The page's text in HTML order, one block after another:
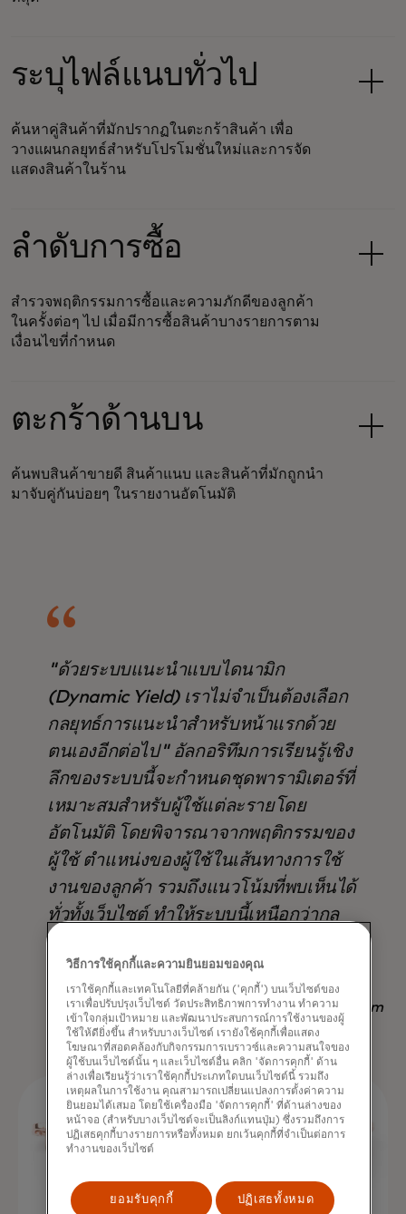
ระบุไฟล์แนบทั่วไป
ค้นหาคู่สินค้าที่มักปรากฏในตะกร้าสินค้า เพื่อ
วางแผนกลยุทธ์สำหรับโปรโมชั่นใหม่และการจัด
แสดงสินค้าในร้าน
ลำดับการซื้อ
สำรวจพฤติกรรมการซื้อและความภักดีของลูกค้า
ในครั้งต่อๆ ไป เมื่อมีการซื้อสินค้าบางรายการตาม
เงื่อนไขที่กำหนด
ตะกร้าด้านบน
ค้นพบสินค้าขายดี สินค้าแนบ และสินค้าที่มักถูกนำ
มาจับคู่กันบ่อยๆ ในรายงานอัตโนมัติ
"ด้วยระบบแนะนำแบบไดนามิก
(Dynamic Yield) เราไม่จำเป็นต้องเลือก
กลยุทธ์การแนะนำสำหรับหน้าแรกด้วย
ตนเองอีกต่อไป" อัลกอริทึมการเรียนรู้เชิง
ลึกของระบบนี้จะกำหนดชุดพารามิเตอร์ที่
เหมาะสมสำหรับผู้ใช้แต่ละรายโดย
อัตโนมัติ โดยพิจารณาจากพฤติกรรมของ
ผู้ใช้ ตำแหน่งของผู้ใช้ในเส้นทางการใช้
งานของลูกค้า รวมถึงแนวโน้มที่พบเห็นได้
ทั่วทั้งเว็บไซต์ ทำให้ระบบนี้เหนือกว่ากล
ผลลัพธ์ แต่ยังช่วยประหยัดเวลาอีกด้วย
Nadav Yekutiel, Head of Data, GlassesUSA.com
วิธีการใช้คุกกี้และความยินยอมของคุณ
เราใช้คุกกี้และเทคโนโลยีที่คล้ายกัน ('คุกกี้') บนเว็บไซต์ของ
เราเพื่อปรับปรุงเว็บไซต์ วัดประสิทธิภาพการทำงาน ทำความ
เข้าใจกลุ่มเป้าหมาย และพัฒนาประสบการณ์การใช้งานของผู้
ใช้ให้ดียิ่งขึ้น สำหรับบางเว็บไซต์ เรายังใช้คุกกี้เพื่อแสดง
โฆษณาที่สอดคล้องกับกิจกรรมการเบราวซ์และความสนใจของ
ผู้ใช้บนเว็บไซต์นั้น ๆ และเว็บไซต์อื่น คลิก 'จัดการคุกกี้' ด้าน
ล่างเพื่อเรียนรู้ว่าเราใช้คุกกี้ประเภทใดบนเว็บไซต์นี้ รวมถึง
เหตุผลในการใช้งาน คุณสามารถเปลี่ยนแปลงการตั้งค่าความ
ยินยอมได้เสมอ โดยใช้เครื่องมือ 'จัดการคุกกี้' ที่ด้านล่างของ
หน้าจอ (สำหรับบางเว็บไซต์จะเป็นลิงก์แทนปุ่ม) ซึ่งรวมถึงการ
ปฏิเสธคุกกี้บางรายการหรือทั้งหมด ยกเว้นคุกกี้ที่จำเป็นต่อการ
ทำงานของเว็บไซต์
ยอมรับคุกกี้ ปฏิเสธทั้งหมด